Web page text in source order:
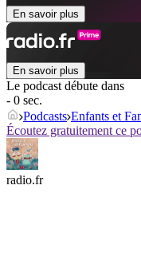
En savoir plus
En savoir plus
Le podcast débute dans
- 0 sec.
Podcasts Enfants et
Écoutez gratuitement ce
radio.fr